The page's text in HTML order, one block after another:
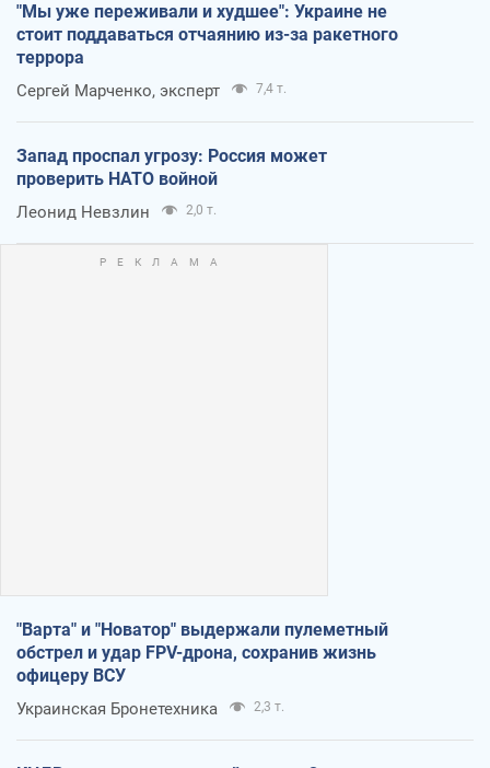
"Мы уже переживали и худшее": Украине не
стоит поддаваться отчаянию из-за ракетного
террора
Сергей Марченко, эксперт 7,4 т.
Запад проспал угрозу: Россия может
проверить НАТО войной
Леонид Невзлин 2,0 т.
"Варта" и "Новатор" выдержали пулеметный
обстрел и удар FPV-дрона, сохранив жизнь
офицеру ВСУ
Украинская Бронетехника 2,3 т.